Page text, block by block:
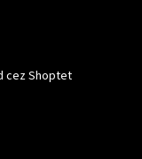
cez Shoptet